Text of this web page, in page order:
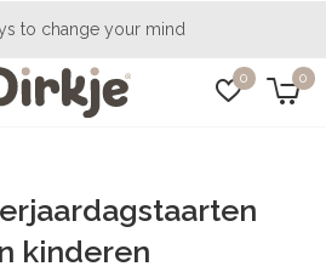
0 0
to change your mind
kinderen